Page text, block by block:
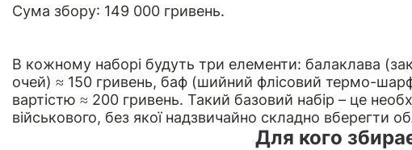
Сума збору: 149 000 гривень.
В кожному наборі будуть три елементи: балаклава
очей) ≈ 150 гривень, баф (шийний флісовий термо-
вартістю ≈ 200 гривень. Такий базовий набір – це
військового, без якої надзвичайно складно вберегти
Для кого